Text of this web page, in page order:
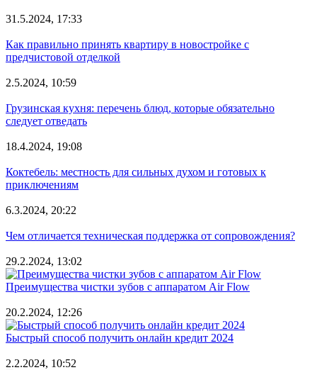
31.5.2024, 17:33
Как правильно принять квартиру в новостройке с
предчистовой отделкой
2.5.2024, 10:59
Грузинская кухня: перечень блюд, которые обязательно
следует отведать
18.4.2024, 19:08
Коктебель: местность для сильных духом и готовых к
приключениям
6.3.2024, 20:22
Чем отличается техническая поддержка от сопровождения?
29.2.2024, 13:02
Преимущества чистки зубов с аппаратом Air Flow
20.2.2024, 12:26
Быстрый способ получить онлайн кредит 2024
2.2.2024, 10:52